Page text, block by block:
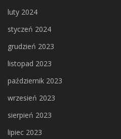
luty 2024
styczeń 2024
grudzień 2023
listopad 2023
październik 2023
wrzesień 2023
sierpień 2023
lipiec 2023